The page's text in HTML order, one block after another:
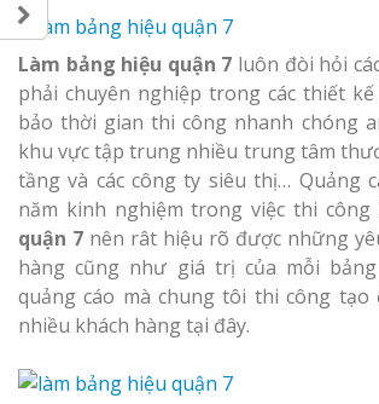
Làm bảng hiệu quận 7 luôn đòi hỏi
phải chuyên nghiệp trong các thiết
bảo thời gian thi công nhanh chóng
khu vực tập trung nhiều trung tâm
tầng và các công ty siêu thị… Quảng
năm kinh nghiệm trong việc thi công
quận 7 nên rât hiệu rõ được những
hàng cũng như giá trị của mỗi
quảng cáo mà chung tôi thi công tạo
nhiều khách hàng tại đây.